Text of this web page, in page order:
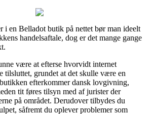
i en Belladot butik på nettet bør man ideelt
handelsaftale, dog er det mange gange
være at efterse hvorvidt internet
tilsluttet, grundet at det skulle være en
efterkommer dansk lovgivning,
tit føres tilsyn med af jurister der
på området. Derudover tilbydes du
såfremt du oplever problemer som